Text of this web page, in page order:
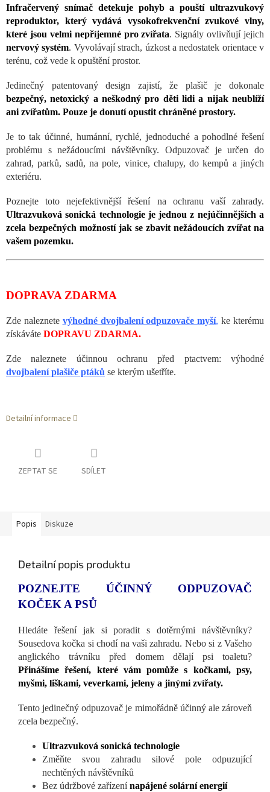
Infračervený snímač detekuje pohyb a pouští ultrazvukový
reproduktor, který vydává vysokofrekvenční zvukové vlny,
které jsou velmi nepříjemné pro zvířata. Signály ovlivňují jejich
nervový systém. Vyvolávají strach, úzkost a nedostatek orientace v
terénu, což vede k opuštění prostor.
Jedinečný patentovaný design zajistí, že plašič je dokonale
bezpečný, netoxický a neškodný pro děti lidi a nijak neublíží
ani zvířatům. Pouze je donutí opustit chráněné prostory.
Je to tak účinné, humánní, rychlé, jednoduché a pohodlné řešení
problému s nežádoucími návštěvníky. Odpuzovač je určen do
zahrad, parků, sadů, na pole, vinice, chalupy, do kempů a jiných
exteriéru.
Poznejte toto nejefektivnější řešení na ochranu vaší zahrady.
Ultrazvuková sonická technologie je jednou z nejúčinnějších a
zcela bezpečných možností jak se zbavit nežádoucích zvířat na
vašem pozemku.
DOPRAVA ZDARMA
Zde naleznete výhodné dvojbalení odpuzovače myší, ke kterému
získáváte DOPRAVU ZDARMA.
Zde naleznete účinnou ochranu před ptactvem: výhodné
dvojbalení plašiče ptáků se kterým ušetříte.
Detailní informace
ZEPTAT SE SDÍLET
Popis Diskuze
Detailní popis produktu
POZNEJTE ÚČINNÝ ODPUZOVAČ
KOČEK A PSŮ
Hledáte řešení jak si poradit s dotěrnými návštěvníky?
Sousedova kočka si chodí na vaši zahradu. Nebo si z Vašeho
anglického trávníku před domem dělají psi toaletu?
Přinášíme řešení, které vám pomůže s kočkami, psy,
myšmi, liškami, veverkami, jeleny a jinými zvířaty.
Tento jedinečný odpuzovač je mimořádně účinný ale zároveň
zcela bezpečný.
Ultrazvuková sonická technologie
Změňte svou zahradu silové pole odpuzující
nechtěných návštěvníků
Bez údržbové zařízenínapájené solární energií